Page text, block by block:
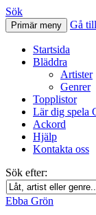
Sök
Primär meny Gå
Startsida
Bläddra
Artister
Genrer
Topplistor
Lär dig spela
Ackord
Hjälp
Kontakta oss
Sök efter:
Ebba Grön